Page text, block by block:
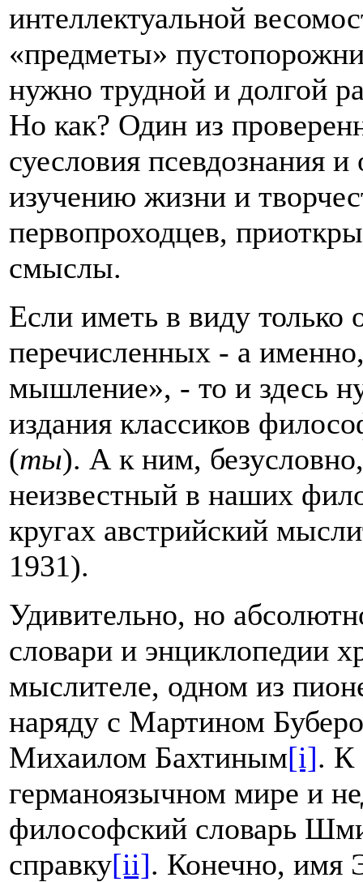
интеллектуальной
«предметы»
нужно трудной и долгой
Но как? Один из
суесловия псевдознания
изучению жизни и
первопроходцев,
смыслы.
Если иметь в виду
перечисленных - а
мышление», - то и здесь
издания классиков
(ты). А к ним,
неизвестный в наших
кругах австрийский
1931).
Удивительно, но
словари и энциклопедии
мыслителе, одном из
наряду с Мартином
Михаилом Бахтиным[i]. К
германоязычном мире и
философский словарь
справку[ii]. Конечно, имя